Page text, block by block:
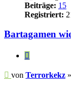
Beiträge: 15
Registriert:
Bartagamen
Zitieren
Beitrag
von Terrorkekz »